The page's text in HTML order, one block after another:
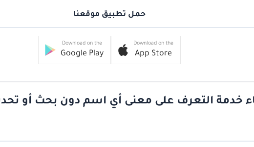
حمل تطبيق موقعنا
Download on the
App Store
Download on the
Google Play
خدمة التعرف على معنى أي اسم دون بحث أو